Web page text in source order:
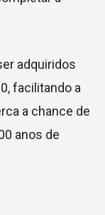
adquiridos
facilitando a
a chance de
anos de